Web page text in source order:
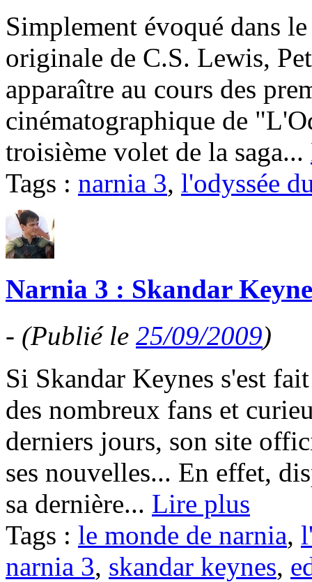
Simplement évoqué dans
originale de C.S. Lewis,
apparaître au cours des
cinématographique de
troisième volet de la saga...
Tags : narnia 3, l'odyssée
Narnia 3 : Skandar
- (Publié le 25/09/2009)
Si Skandar Keynes s'est
des nombreux fans et
derniers jours, son site
ses nouvelles... En effet,
sa dernière... Lire plus
Tags : le monde de narnia,
narnia 3, skandar keynes,